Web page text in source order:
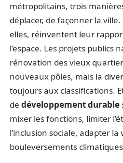
métropolitains, trois
déplacer, de façonner la
elles, réinventent leur
l’espace. Les projets publics
rénovation des vieux
nouveaux pôles, mais la
toujours aux classifications.
de développement durable
mixer les fonctions, limiter
l’inclusion sociale, adapter la
bouleversements